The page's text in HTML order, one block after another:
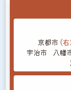
京都市 (
宇治市
八幡